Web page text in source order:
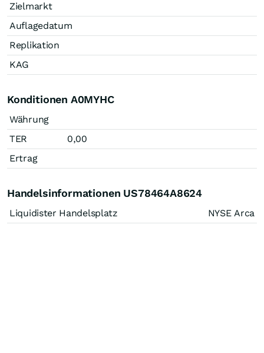
Zielmarkt
Auflagedatum
Replikation
KAG
Konditionen A0MYHC
Währung
TER
0,00
Ertrag
Handelsinformationen US78464A8624
Liquidister Handelsplatz NYSE Arca